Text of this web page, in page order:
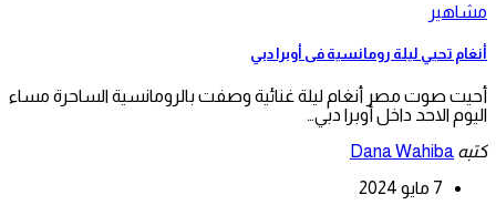
مشاهير
أنغام تحيي ليلة رومانسية فى أوبرا دبي
أحيت صوت مصر أنغام ليلة غنائية وصفت بالرومانسية الساحرة مساء
اليوم الاحد داخل أوبرا دبي…
كتبه Dana Wahiba
7 مايو 2024